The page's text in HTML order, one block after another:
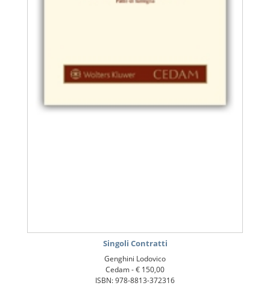
Singoli Contratti
Genghini Lodovico
Cedam -€ 150,00
ISBN: 978-8813-372316